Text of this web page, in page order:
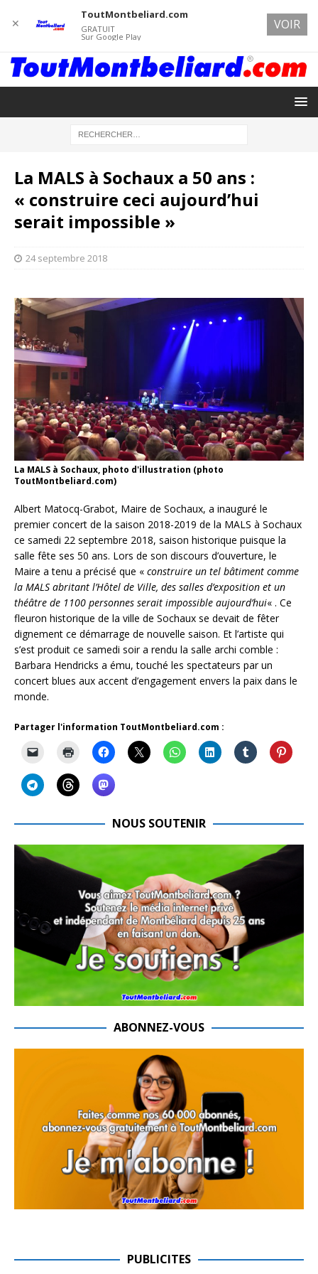
La MALS à Sochaux a 50 ans :
« construire ceci aujourd’hui
serait impossible »
24 septembre 2018
La MALS à Sochaux, photo d'illustration (photo
ToutMontbeliard.com)
Albert Matocq-Grabot, Maire de Sochaux, a inauguré le
premier concert de la saison 2018-2019 de la MALS à Sochaux
ce samedi 22 septembre 2018, saison historique puisque la
salle fête ses 50 ans. Lors de son discours d’ouverture, le
Maire a tenu a précisé que « construire un tel bâtiment comme
la MALS abritant l’Hôtel de Ville, des salles d’exposition et un
théâtre de 1100 personnes serait impossible aujourd’hui« . Ce
fleuron historique de la ville de Sochaux se devait de fêter
dignement ce démarrage de nouvelle saison. Et l’artiste qui
s’est produit ce samedi soir a rendu la salle archi comble :
Barbara Hendricks a ému, touché les spectateurs par un
concert blues aux accent d’engagement envers la paix dans le
monde.
Partager l'information ToutMontbeliard.com :
NOUS SOUTENIR
ABONNEZ-VOUS
PUBLICITES
✕
ToutMontbeliard.com
GRATUIT
Sur Google Play
VOIR